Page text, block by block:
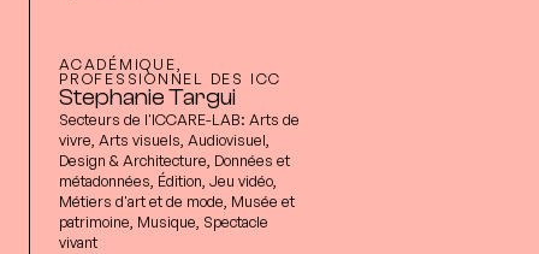
ACADÉMIQUE,
PROFESSIONNEL DES ICC
Stephanie Targui
Secteurs de l'ICCARE-LAB: Arts de
vivre, Arts visuels, Audiovisuel,
Design & Architecture, Données et
métadonnées, Édition, Jeu vidéo,
Métiers d'art et de mode, Musée et
patrimoine, Musique, Spectacle
vivant